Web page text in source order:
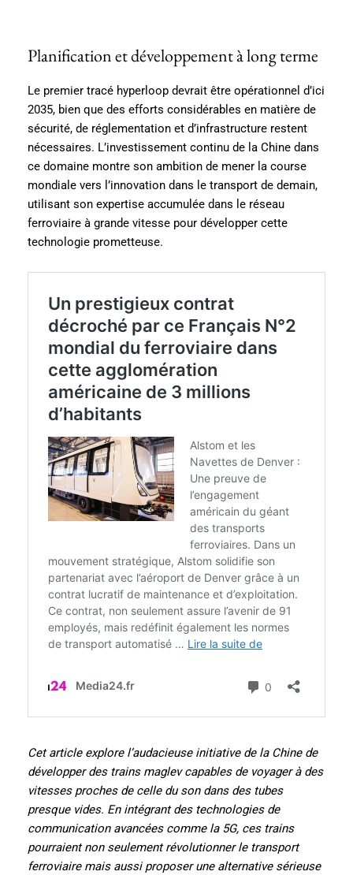
Planification et développement à long terme
Le premier tracé hyperloop devrait être opérationnel d’ici
2035, bien que des efforts considérables en matière de
sécurité, de réglementation et d’infrastructure restent
nécessaires. L’investissement continu de la Chine dans
ce domaine montre son ambition de mener la course
mondiale vers l’innovation dans le transport de demain,
utilisant son expertise accumulée dans le réseau
ferroviaire à grande vitesse pour développer cette
technologie prometteuse.
Cet article explore l’audacieuse initiative de la Chine de
développer des trains maglev capables de voyager à des
vitesses proches de celle du son dans des tubes
presque vides. En intégrant des technologies de
communication avancées comme la 5G, ces trains
pourraient non seulement révolutionner le transport
ferroviaire mais aussi proposer une alternative sérieuse